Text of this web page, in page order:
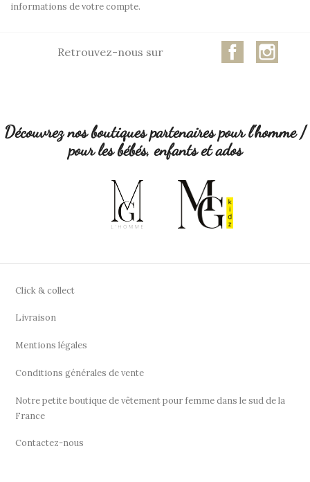
informations de votre compte.
Retrouvez-nous sur Facebook
Découvrez nos boutiques partenaires pour l'homme /
pour les bébés, enfants et ados
Click & collect
Livraison
Mentions légales
Conditions générales de vente
Notre petite boutique de vêtement pour femme dans le sud de la
France
Contactez-nous